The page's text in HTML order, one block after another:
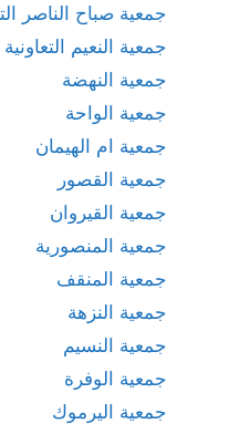
جمعية صباح الناصر
جمعية النعيم التعاونية
جمعية النهضة
جمعية الواحة
جمعية ام الهيمان
جمعية القصور
جمعية القيروان
جمعية المنصورية
جمعية المنقف
جمعية النزهة
جمعية النسيم
جمعية الوفرة
جمعية اليرموك